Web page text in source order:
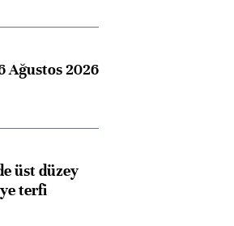
Ağustos 2026
üst düzey
terfi